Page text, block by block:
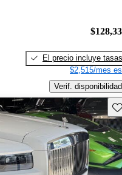
El precio incluye tasas
$2,515/mes
Verif. disponibilidad